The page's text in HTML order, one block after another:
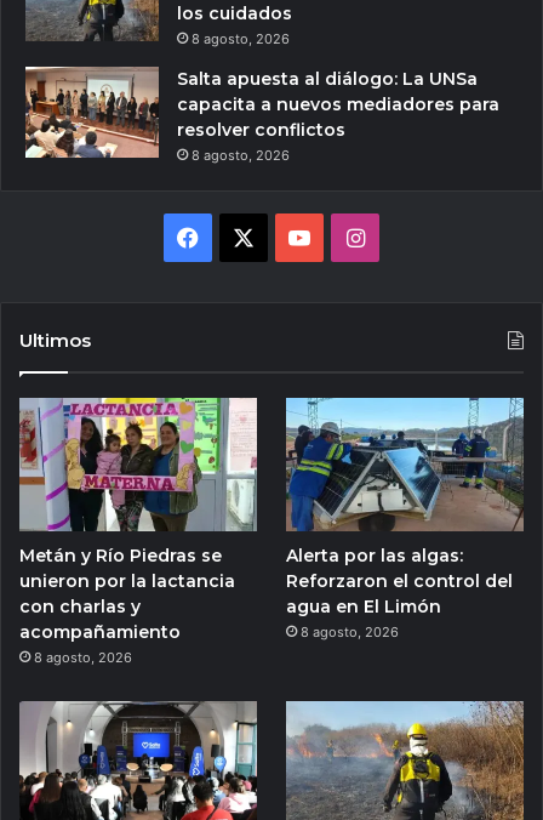
los cuidados
8 agosto, 2026
Salta apuesta al diálogo: La UNSa
capacita a nuevos mediadores para
resolver conflictos
8 agosto, 2026
Facebook YouTubeInstagram
Ultimos
Metán y Río Piedras se
unieron por la lactancia
con charlas y
acompañamiento
8 agosto, 2026
Alerta por las algas:
Reforzaron el control del
agua en El Limón
8 agosto, 2026